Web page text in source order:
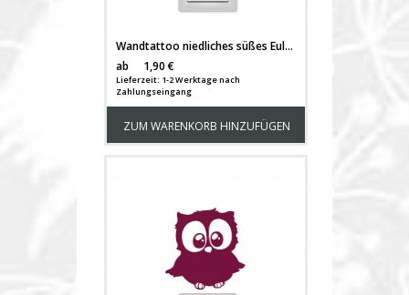
Wandtattoo niedliches süßes Eulchen Eulenbursche M1514
ab
1,90 €
Lieferzeit: 1-2 Werktage nach
Zahlungseingang
ZUM WARENKORB HINZUFÜGEN